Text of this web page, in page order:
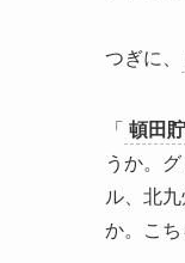
つぎに、
「 頓田
うか。
ル、北
か。こち